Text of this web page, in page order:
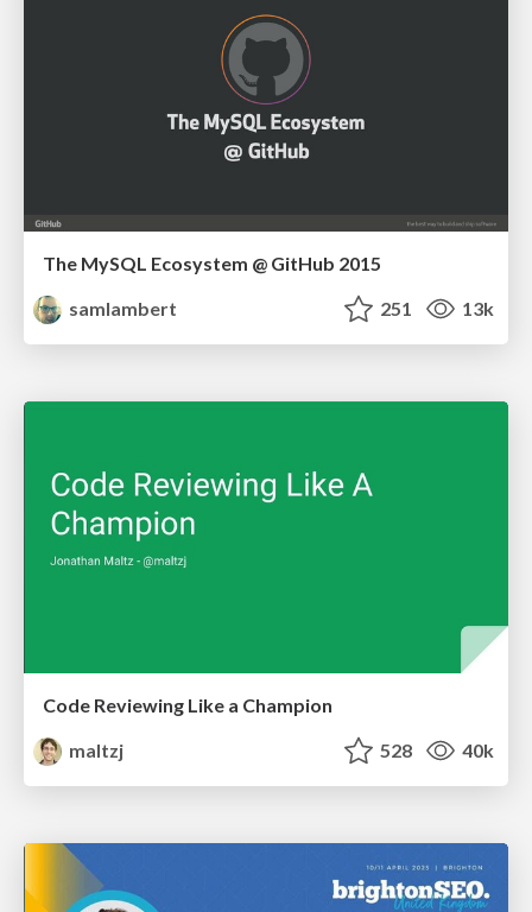
The MySQL Ecosystem @ GitHub 2015
samlambert
251 13k
Code Reviewing Like a Champion
maltzj
528 40k